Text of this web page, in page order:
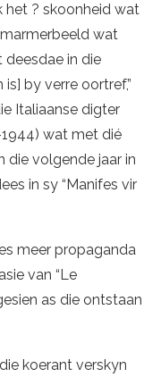
het ? skoonheid wat
wat
deesdae in die
by verre oortref,”
Italiaanse digter
wat met dié
die volgende jaar in
in sy “Manifes vir
meer propaganda
van “Le
as die ontstaan
koerant verskyn